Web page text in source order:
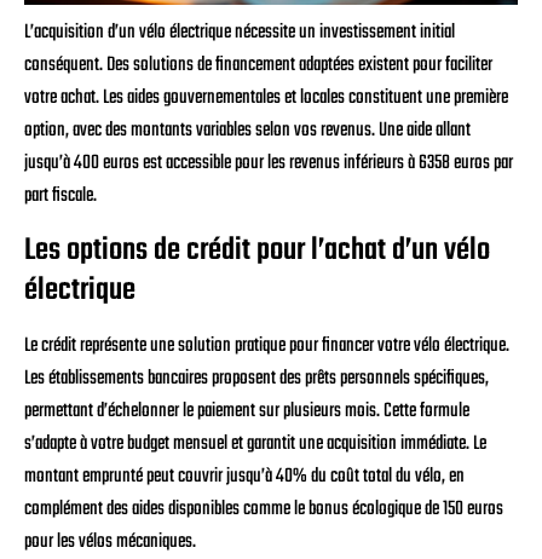
L’acquisition d’un vélo électrique nécessite un investissement initial
conséquent. Des solutions de financement adaptées existent pour faciliter
votre achat. Les aides gouvernementales et locales constituent une première
option, avec des montants variables selon vos revenus. Une aide allant
jusqu’à 400 euros est accessible pour les revenus inférieurs à 6358 euros par
part fiscale.
Les options de crédit pour l’achat d’un vélo
électrique
Le crédit représente une solution pratique pour financer votre vélo électrique.
Les établissements bancaires proposent des prêts personnels spécifiques,
permettant d’échelonner le paiement sur plusieurs mois. Cette formule
s’adapte à votre budget mensuel et garantit une acquisition immédiate. Le
montant emprunté peut couvrir jusqu’à 40% du coût total du vélo, en
complément des aides disponibles comme le bonus écologique de 150 euros
pour les vélos mécaniques.